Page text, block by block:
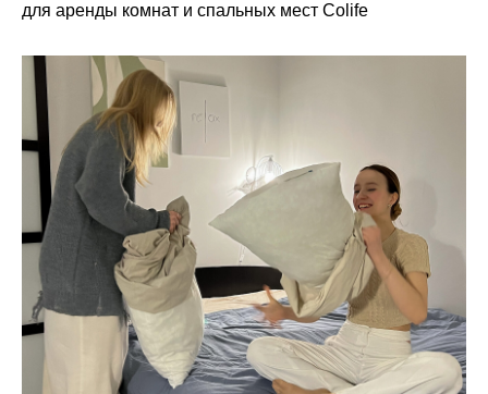
для аренды комнат и спальных мест Colife